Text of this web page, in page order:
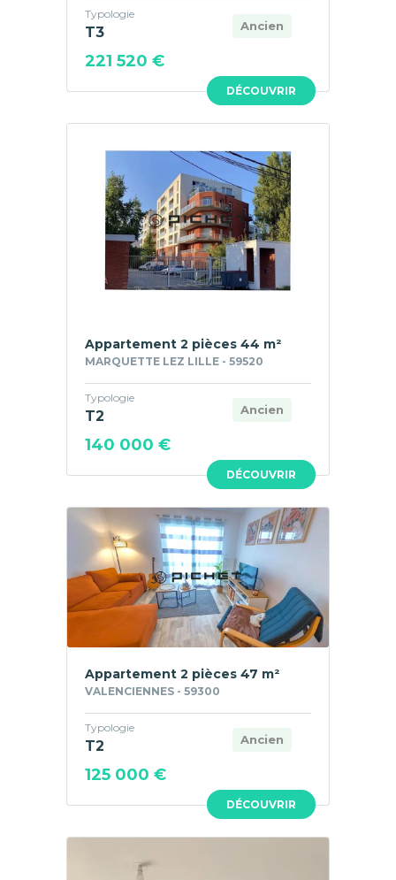
DÉCOUVRIR
Ancien
Typologie
T3
221 520 €
DÉCOUVRIR
Appartement 2 pièces 44 m²
MARQUETTE LEZ LILLE - 59520
Ancien
Typologie
T2
140 000 €
DÉCOUVRIR
Appartement 2 pièces 47 m²
VALENCIENNES - 59300
Ancien
Typologie
T2
125 000 €